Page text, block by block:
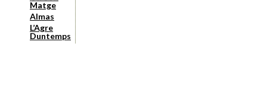
Matge
Almas
L’Agre
Duntemps